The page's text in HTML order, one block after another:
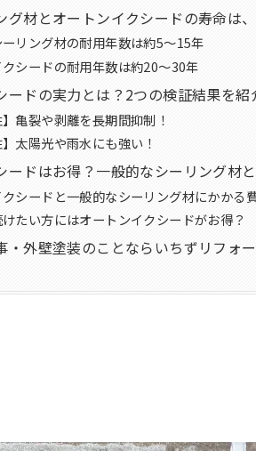
グ材とオートンイクシードの寿命は
リング材の耐用年数は約5～15年
シードの耐用年数は約20～30年
ードの実力とは？2つの検証結果を紹
】亀裂や剥離を長期間抑制！
】太陽光や雨水にも強い！
ードはお得？一般的なシーリング材
シードと一般的なシーリング材にかかる
たい方にはオートンイクシードがお得？
・外壁塗装のことならいちずリフォー